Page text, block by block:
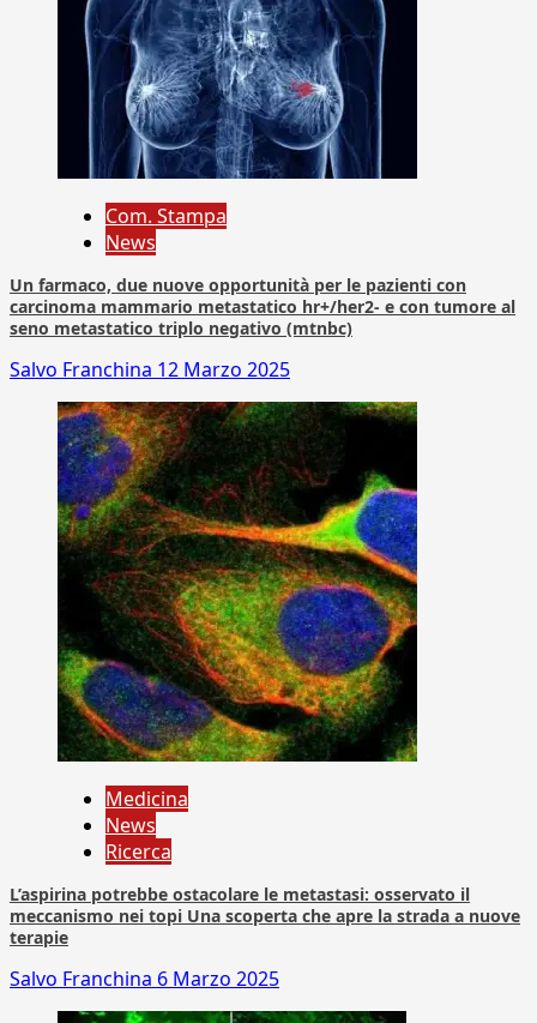
Com. Stampa
News
Un farmaco, due nuove opportunità per le pazienti con
carcinoma mammario metastatico hr+/her2- e con tumore al
seno metastatico triplo negativo (mtnbc)
Salvo Franchina 12 Marzo 2025
Medicina
News
Ricerca
L’aspirina potrebbe ostacolare le metastasi: osservato il
meccanismo nei topi Una scoperta che apre la strada a nuove
terapie
Salvo Franchina 6 Marzo 2025